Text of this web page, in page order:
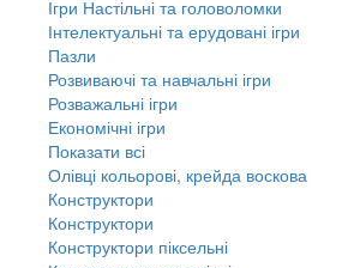
Ігри Настільні та головоломки
Інтелектуальні та ерудовані ігри
Пазли
Розвиваючі та навчальні ігри
Розважальні ігри
Економічні ігри
Показати всі
Олівці кольорові, крейда воскова
Конструктори
Конструктори
Конструктори піксельні